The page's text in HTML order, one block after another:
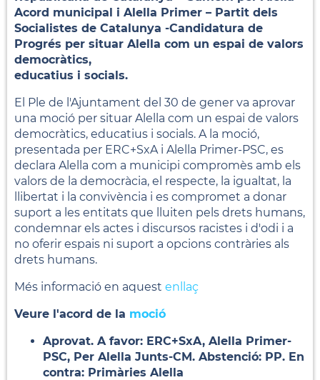
Acord municipal i Alella Primer – Partit dels
Socialistes de Catalunya -Candidatura de
Progrés per situar Alella com un espai de valors
democràtics,
educatius i socials.
El Ple de l'Ajuntament del 30 de gener va aprovar
una moció per situar Alella com un espai de valors
democràtics, educatius i socials. A la moció,
presentada per ERC+SxA i Alella Primer-PSC, es
declara Alella com a municipi compromès amb els
valors de la democràcia, el respecte, la igualtat, la
llibertat i la convivència i es compromet a donar
suport a les entitats que lluiten pels drets humans,
condemnar els actes i discursos racistes i d'odi i a
no oferir espais ni suport a opcions contràries als
drets humans.
Més informació en aquest enllaç
Veure l'acord de la moció
Aprovat. A favor: ERC+SxA, Alella Primer-
PSC, Per Alella Junts-CM. Abstenció: PP. En
contra: Primàries Alella